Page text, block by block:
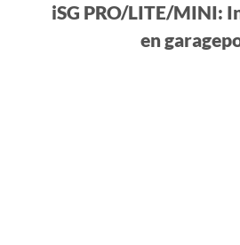
iSG PRO/LITE/MINI:
en